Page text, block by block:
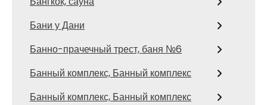
Бани у Дани
Банно-прачечный трест, баня №6
Банный комплекс, Банный комплекс
Банный комплекс, Банный комплекс